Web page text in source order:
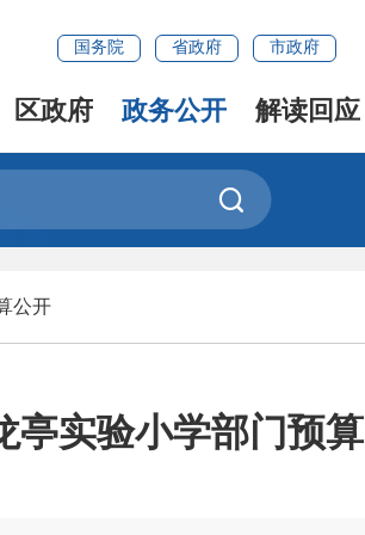
国务院 省政府 市政府
区政府 政务公开 解读回应

公开
亭实验小学部门预算